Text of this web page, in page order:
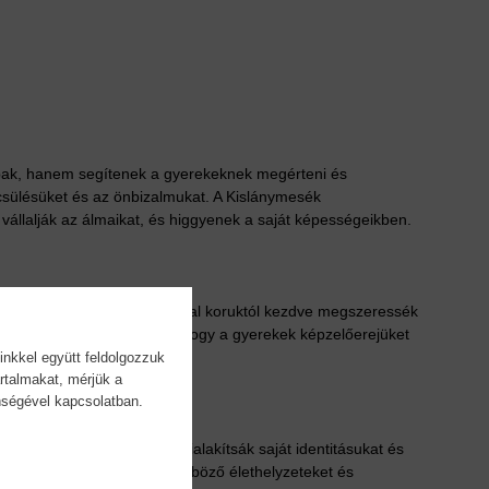
hanem segítenek a gyerekeknek megérteni és
és az önbizalmukat. A Kislánymesék
az álmaikat, és higgyenek a saját képességeikben.
hogy a kislányok már fiatal koruktól kezdve megszeressék
biztosítanak arra, hogy a gyerekek képzelőerejüket
abban, hogy kialakítsák saját identitásukat és
megértsék a különböző élethelyzeteket és
együtt feldolgozzuk
mérjük a
kapcsolatban.